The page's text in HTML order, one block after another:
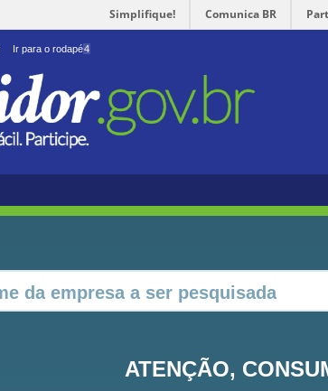
Simplifique! Comunica BR
Ir para o rodapé4
ATENÇÃO,